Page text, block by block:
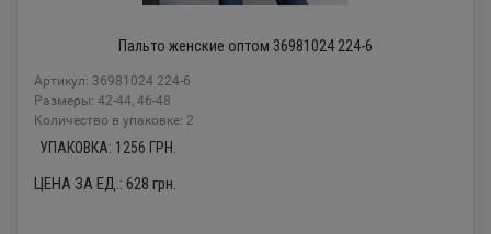
Пальто женские оптом 36981024 224-6
Артикул: 36981024 224-6
Размеры: 42-44, 46-48
Количество в упаковке: 2
УПАКОВКА: 1256 ГРН.
ЦЕНА ЗА ЕД.: 628 грн.